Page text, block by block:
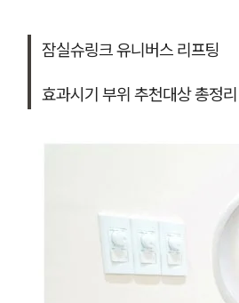
잠실슈링크 유니버스 리프팅
효과시기 부위 추천대상 총정리